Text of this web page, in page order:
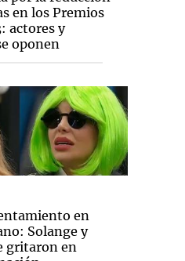
en los Premios
actores y
oponen
en
Solange y
gritaron en